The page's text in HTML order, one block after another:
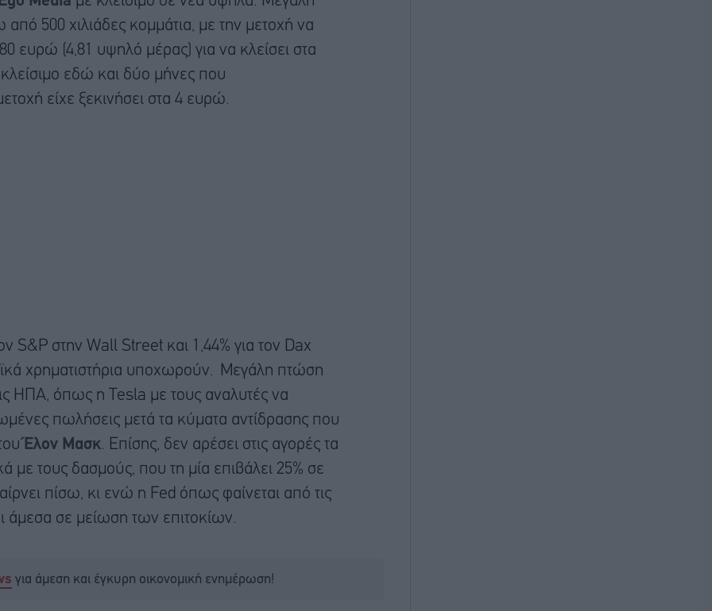
500 χιλιάδες κομμάτια, με την μετοχή να
ευρώ (4,81 υψηλό μέρας) για να κλείσει στα
εδώ και δύο μήνες που
είχε ξεκινήσει στα 4 ευρώ.
S&P στην Wall Street και 1,44% για τον Dax
χρηματιστήρια υποχωρούν. Μεγάλη πτώση
ΗΠΑ, όπως η Tesla με τους αναλυτές να
πωλήσεις μετά τα κύματα αντίδρασης που
Έλον Μασκ. Επίσης, δεν αρέσει στις αγορές τα
με τους δασμούς, που τη μία επιβάλει 25% σε
πίσω, κι ενώ η Fed όπως φαίνεται από τις
άμεσα σε μείωση των επιτοκίων.
για άμεση και έγκυρη οικονομική ενημέρωση!